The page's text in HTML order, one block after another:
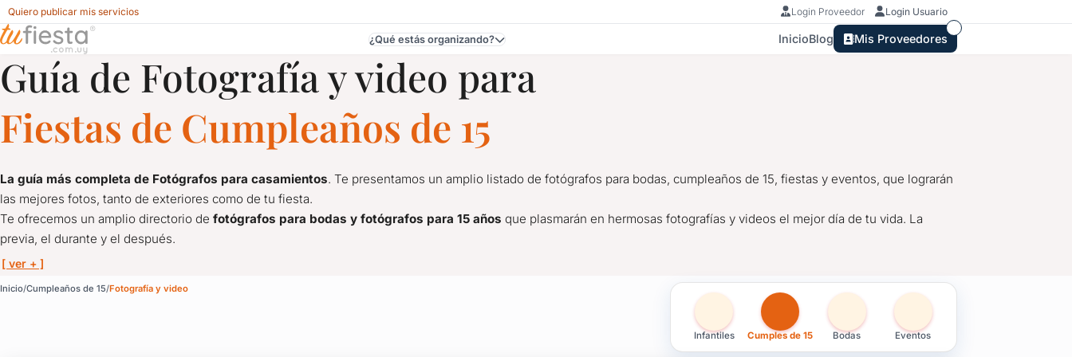
Quiero publicar mis servicios Login Proveedor Login Usuario
Fotografía y video para Cumpleaños de 15 en Uruguay
¿Qué estás organizando? InicioBlog Mis Proveedores
Guía de Fotografía y video para
Fiestas de Cumpleaños de 15
La guía más completa de Fotógrafos para casamientos. Te presentamos un amplio listado de fotógrafos para bodas, cumpleaños de 15, fiestas y eventos, que lograrán
las mejores fotos, tanto de exteriores como de tu fiesta.
Te ofrecemos un amplio directorio de fotógrafos para bodas y fotógrafos para 15 años que plasmarán en hermosas fotografías y videos el mejor día de tu vida. La
previa, el durante y el después.
[ ver + ]
Inicio Cumpleaños de 15 Fotografía y video
Infantiles Cumples de 15 Bodas Eventos
Fotografía y video para Cumpleaños de 15 en Uruguay
. Te presentamos un amplio listado de fotógrafos para bodas, cumpleaños de 15, fiestas y eventos, que lograrán las mejores fotos,